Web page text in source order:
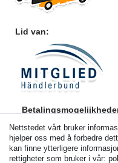
Lid van:
Nettstedet vårt bruker
hjelper oss med å forbedre
kan finne ytterligere
rettigheter som bruker i vår: